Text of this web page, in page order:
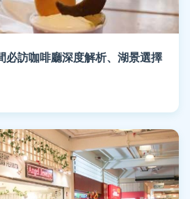
必訪咖啡廳深度解析、湖景選擇